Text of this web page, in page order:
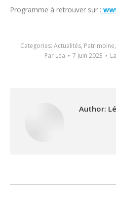
Programme à retrouver sur :
Categories: Actualités, Patrimoine,
Par Léa 7 juin 2023
Author: